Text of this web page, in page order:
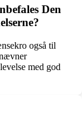
Den
også til
med god